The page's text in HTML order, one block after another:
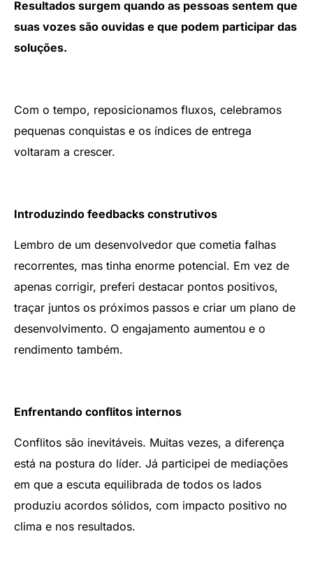
Resultados surgem quando as pessoas sentem que
suas vozes são ouvidas e que podem participar das
soluções.
Com o tempo, reposicionamos fluxos, celebramos
pequenas conquistas e os índices de entrega
voltaram a crescer.
Introduzindo feedbacks construtivos
Lembro de um desenvolvedor que cometia falhas
recorrentes, mas tinha enorme potencial. Em vez de
apenas corrigir, preferi destacar pontos positivos,
traçar juntos os próximos passos e criar um plano de
desenvolvimento. O engajamento aumentou e o
rendimento também.
Enfrentando conflitos internos
Conflitos são inevitáveis. Muitas vezes, a diferença
está na postura do líder. Já participei de mediações
em que a escuta equilibrada de todos os lados
produziu acordos sólidos, com impacto positivo no
clima e nos resultados.